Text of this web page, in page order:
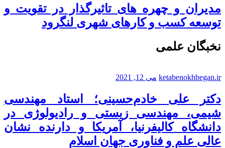
مدیران و چهره های تاثیرگذار در تقویت و
توسعه کسب و کارهای شهری لنگرود
نخبگان علمی
ketabenokhbegan.ir می 12, 2021
دکتر علی خادم‌حسینی؛ استاد مهندسی
شیمی، مهندسی زیستی و رادیولوژی در
دانشگاه کالیفرنیا، آمریکا و دارنده نشان
عالی علم و فناوری جهان اسلام